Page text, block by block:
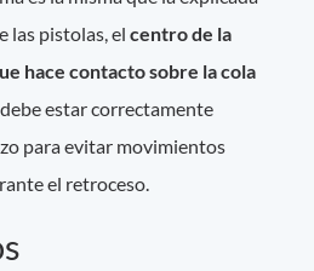
las pistolas, el centro de la
hace contacto sobre la cola
debe estar correctamente
para evitar movimientos
el retroceso.